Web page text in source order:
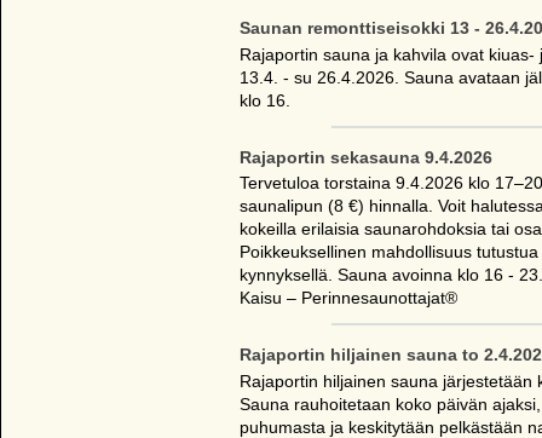
Saunan remonttiseisokki 13 -
Rajaportin sauna ja kahvila ovat
13.4. - su 26.4.2026. Sauna avataan
klo 16.
Rajaportin sekasauna 9.4.2026
Tervetuloa torstaina 9.4.2026 klo
saunalipun (8 €) hinnalla. Voit
kokeilla erilaisia saunarohdoksia tai
Poikkeuksellinen mahdollisuus
kynnyksellä. Sauna avoinna klo 16 -
Kaisu – Perinnesaunottajat®
Rajaportin hiljainen sauna to
Rajaportin hiljainen sauna
Sauna rauhoitetaan koko päivän
puhumasta ja keskitytään pelkästään